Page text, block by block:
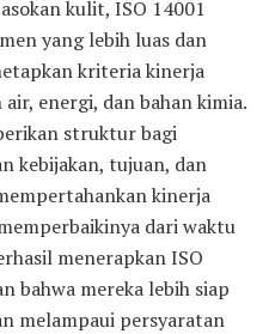
kulit, ISO 14001
yang lebih luas dan
kriteria kinerja
energi, dan bahan kimia.
struktur bagi
kebijakan, tujuan, dan
kinerja
dari waktu
menerapkan ISO
bahwa mereka lebih siap
melampaui persyaratan